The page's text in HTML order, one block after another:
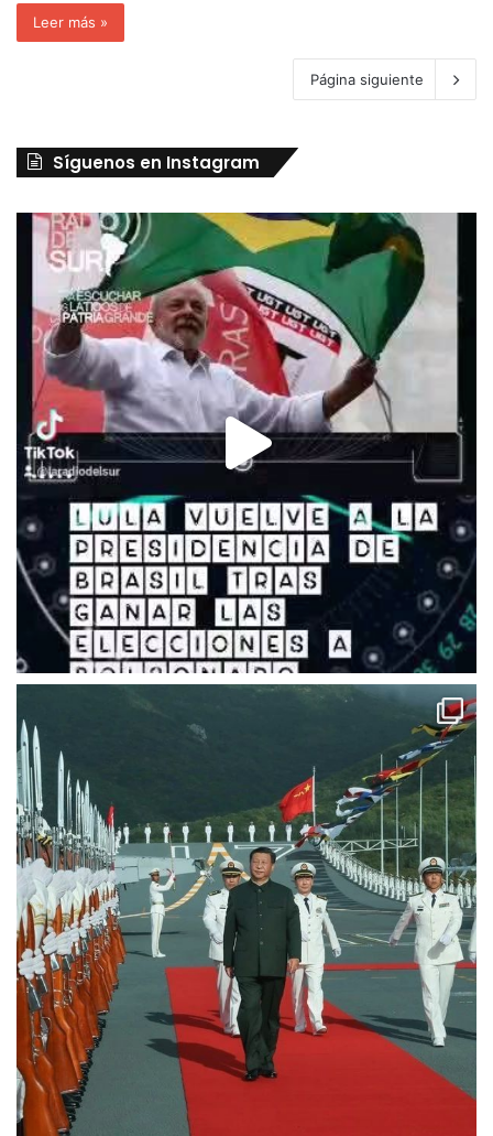
Leer más »
Página siguiente
Síguenos en Instagram